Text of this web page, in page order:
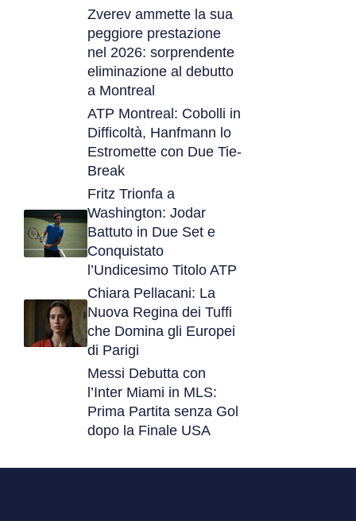
Zverev ammette la sua
peggiore prestazione
nel 2026: sorprendente
eliminazione al debutto
a Montreal
ATP Montreal: Cobolli in
Difficoltà, Hanfmann lo
Estromette con Due Tie-
Break
Fritz Trionfa a
Washington: Jodar
Battuto in Due Set e
Conquistato
l’Undicesimo Titolo ATP
Chiara Pellacani: La
Nuova Regina dei Tuffi
che Domina gli Europei
di Parigi
Messi Debutta con
l’Inter Miami in MLS:
Prima Partita senza Gol
dopo la Finale USA